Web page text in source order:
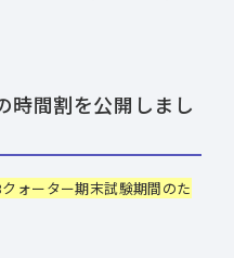
時間割を公開しまし
ォーター期末試験期間のた